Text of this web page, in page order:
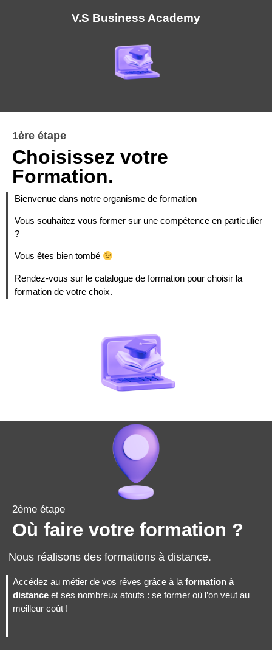
V.S Business Academy
1ère étape
Choisissez votre
Formation.
Bienvenue dans notre organisme de formation
Vous souhaitez vous former sur une compétence en particulier
?
Vous êtes bien tombé
Rendez-vous sur le catalogue de formation pour choisir la
formation de votre choix.
2ème étape
Où faire votre formation ?
Nous réalisons des formations à distance.
Accédez au métier de vos rêves grâce à la formation à
distance et ses nombreux atouts : se former où l’on veut au
meilleur coût !